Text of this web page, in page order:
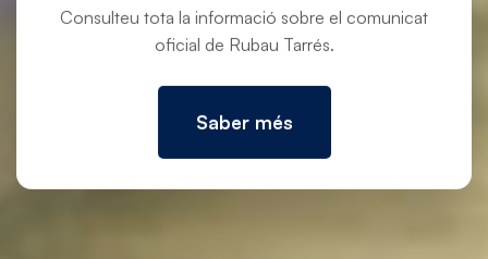
Consulteu tota la informació sobre el comunicat
oficial de Rubau Tarrés.
Saber més